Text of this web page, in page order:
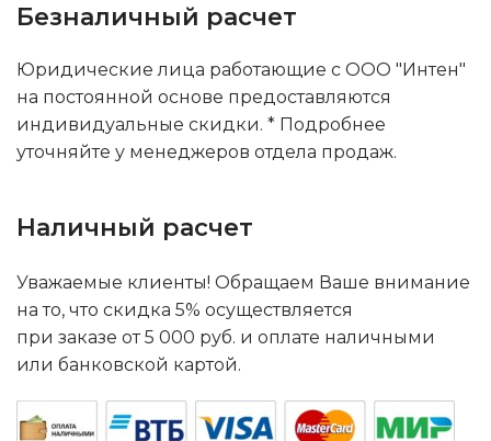
Безналичный расчет
Юридические лица работающие с ООО "Интен"
на постоянной основе предоставляются
индивидуальные скидки. * Подробнее
уточняйте у менеджеров отдела продаж.
Наличный расчет
Уважаемые клиенты! Обращаем Ваше внимание
на то, что скидка 5% осуществляется
при заказе от 5 000 руб. и оплате наличными
или банковской картой.